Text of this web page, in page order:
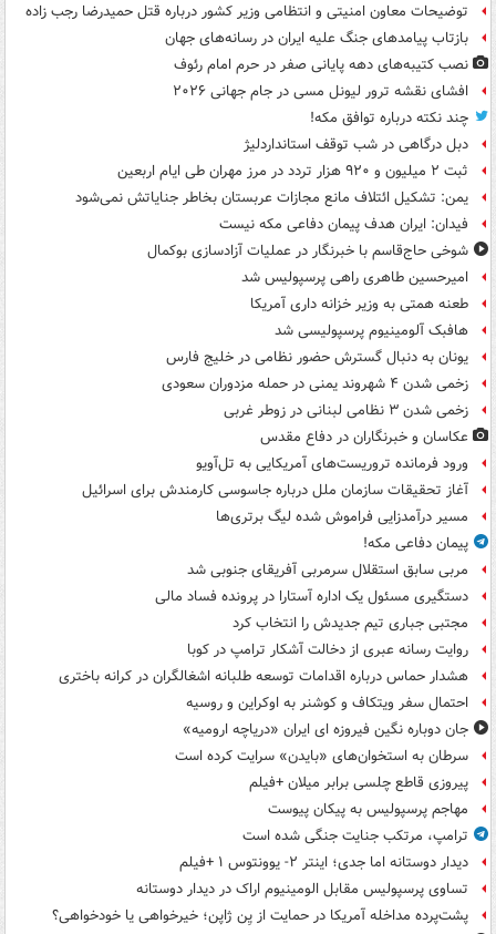
توضیحات معاون امنیتی و انتظامی وزیر کشور درباره قتل حمیدرضا رجب زاده
بازتاب پیامدهای جنگ علیه ایران در رسانه‌های جهان
نصب کتیبه‌های دهه پایانی صفر در حرم امام رئوف
افشای نقشه ترور لیونل مسی در جام جهانی ۲۰۲۶
چند نکته درباره توافق مکه!
دبل درگاهی در شب توقف استانداردلیژ
ثبت ۲ میلیون و ۹۲۰ هزار تردد در مرز مهران طی ایام اربعین
یمن: تشکیل ائتلاف مانع مجازات عربستان بخاطر جنایاتش نمی‌شود
فیدان: ایران هدف پیمان دفاعی مکه نیست
شوخی حاج‌قاسم با خبرنگار در عملیات آزادسازی بوکمال
امیرحسین طاهری راهی پرسپولیس شد
طعنه همتی به وزیر خزانه داری آمریکا
هافبک آلومینیوم پرسپولیسی شد
یونان به دنبال گسترش حضور نظامی در خلیج فارس
زخمی شدن ۴ شهروند یمنی در حمله مزدوران سعودی
زخمی شدن ۳ نظامی لبنانی در زوطر غربی
عکاسان و خبرنگاران در دفاع مقدس
ورود فرمانده تروریست‌های آمریکایی به تل‌آویو
آغاز تحقیقات سازمان ملل درباره جاسوسی کارمندش برای اسرائیل
مسیر درآمدزایی فراموش شده لیگ برتری‌ها
پیمان دفاعی مکه!
مربی سابق استقلال سرمربی آفریقای جنوبی شد
دستگیری مسئول یک اداره آستارا در پرونده فساد مالی
مجتبی جباری تیم جدیدش را انتخاب کرد
روایت رسانه عبری از دخالت آشکار ترامپ در کوبا
هشدار حماس درباره اقدامات توسعه طلبانه اشغالگران در کرانه باختری
احتمال سفر ویتکاف و کوشنر به اوکراین و روسیه
جان دوباره نگین فیروزه ای ایران «دریاچه ارومیه»
سرطان به استخوان‌های «بایدن» سرایت کرده است
پیروزی قاطع چلسی برابر میلان +فیلم
مهاجم پرسپولیس به پیکان پیوست
ترامپ، مرتکب جنایت جنگی شده است
دیدار دوستانه اما جدی؛ اینتر ۲- یوونتوس ۱ +فیلم
تساوی پرسپولیس مقابل الومینیوم اراک در دیدار دوستانه
پشت‌پرده مداخله آمریکا در حمایت از یِن ژاپن؛ خیرخواهی یا خودخواهی؟